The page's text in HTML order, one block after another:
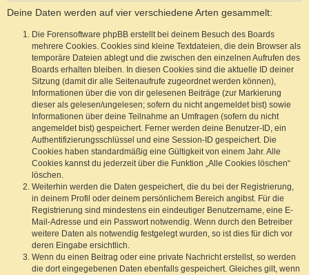
Deine Daten werden auf vier verschiedene Arten gesammelt:
Die Forensoftware phpBB erstellt bei deinem Besuch des Boards
mehrere Cookies. Cookies sind kleine Textdateien, die dein Browser als
temporäre Dateien ablegt und die zwischen den einzelnen Aufrufen des
Boards erhalten bleiben. In diesen Cookies sind die aktuelle ID deiner
Sitzung (damit dir alle Seitenaufrufe zugeordnet werden können),
Informationen über die von dir gelesenen Beiträge (zur Markierung
dieser als gelesen/ungelesen; sofern du nicht angemeldet bist) sowie
Informationen über deine Teilnahme an Umfragen (sofern du nicht
angemeldet bist) gespeichert. Ferner werden deine Benutzer-ID, ein
Authentifizierungsschlüssel und eine Session-ID gespeichert. Die
Cookies haben standardmäßig eine Gültigkeit von einem Jahr. Alle
Cookies kannst du jederzeit über die Funktion „Alle Cookies löschen“
löschen.
Weiterhin werden die Daten gespeichert, die du bei der Registrierung,
in deinem Profil oder deinem persönlichem Bereich angibst. Für die
Registrierung sind mindestens ein eindeutiger Benutzername, eine E-
Mail-Adresse und ein Passwort notwendig. Wenn durch den Betreiber
weitere Daten als notwendig festgelegt wurden, so ist dies für dich vor
deren Eingabe ersichtlich.
Wenn du einen Beitrag oder eine private Nachricht erstellst, so werden
die dort eingegebenen Daten ebenfalls gespeichert. Gleiches gilt, wenn